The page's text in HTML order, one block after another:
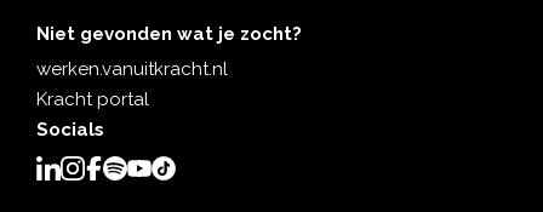
Niet gevonden wat je zocht?
werken.vanuitkracht.nl
Kracht portal
Socials